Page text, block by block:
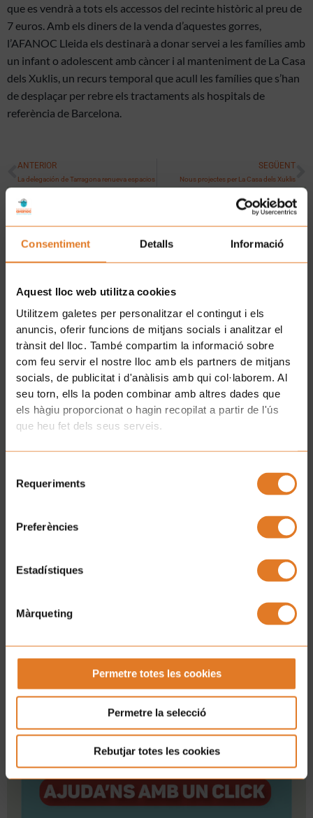
Consentiment Detalls Informació
Aquest lloc web utilitza cookies
Utilitzem galetes per personalitzar el contingut i els
anuncis, oferir funcions de mitjans socials i analitzar el
trànsit del lloc. També compartim la informació sobre
com feu servir el nostre lloc amb els partners de mitjans
socials, de publicitat i d'anàlisis amb qui col·laborem. Al
seu torn, ells la poden combinar amb altres dades que
els hàgiu proporcionat o hagin recopilat a partir de l'ús
que heu fet dels seus serveis.
Requeriments
Preferències
Estadístiques
Màrqueting
Permetre totes les cookies
Permetre la selecció
Rebutjar totes les cookies
que es vendrà a tots els accessos del recinte històric al preu de
7 euros. Amb els diners de la venda d’aquestes gorres,
l’AFANOC Lleida els destinarà a donar servei a les famílies amb
un infant o adolescent amb càncer i al manteniment de La Casa
dels Xuklis, un recurs temporal que acull les famílies que s’han
de desplaçar per rebre els tractaments als hospitals de
referència de Barcelona.
Prev
ANTERIOR
La delegación de Tarragona renueva espacios
SEGÜENT
Nous projectes per La Casa dels Xuklis
Uneix-te a la família d'Afanoc
He llegit i accepto laClàusula de consentiment.i la
Política de Privacitat.
SUBSCRIURE'S
15 ANYS
una habitació estigui a punt per